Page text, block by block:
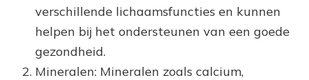
verschillende lichaamsfuncties en kunnen
helpen bij het ondersteunen van een goede
gezondheid.
Mineralen: Mineralen zoals calcium,